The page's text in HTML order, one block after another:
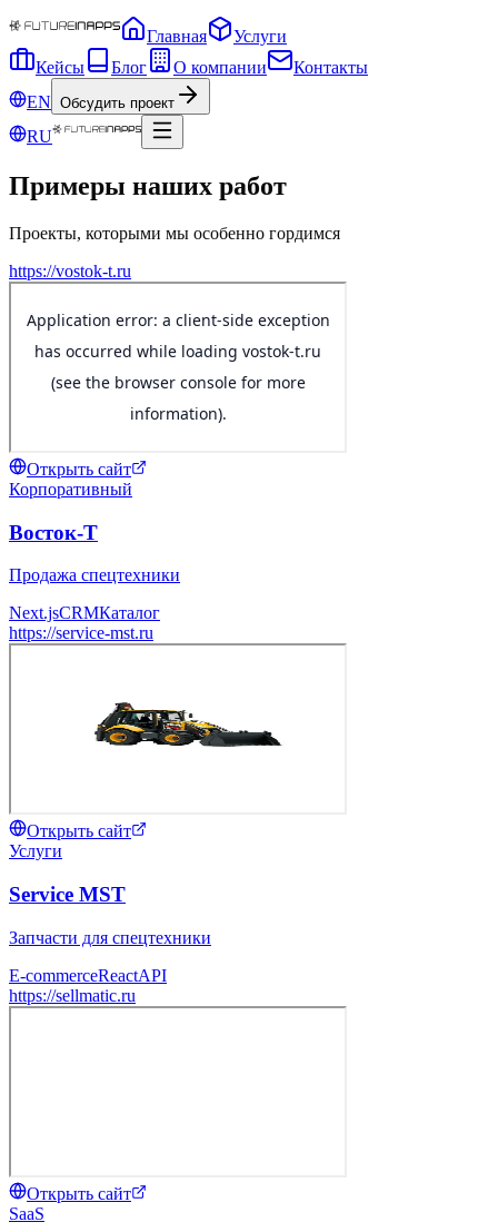
Главная
Услуги
Кейсы
Блог О компании
Контакты
EN Обсудить проект
RU
Примеры наших работ
Проекты, которыми мы особенно гордимся
https://vostok-t.ru
Открыть сайт
Корпоративный
Восток-Т
Продажа спецтехники
Next.jsCRMКаталог
https://service-mst.ru
Открыть сайт
Услуги
Service MST
Запчасти для спецтехники
E-commerceReactAPI
https://sellmatic.ru
Открыть сайт
SaaS